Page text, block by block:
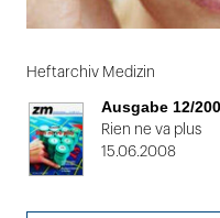
1
von
2
Heftarchiv Medizin
Ausgabe 12/
Rien ne va plus
15.06.2008